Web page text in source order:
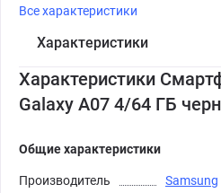
Все характеристики
Характеристики
Характеристики
Galaxy A07 4/64 ГБ
Общие характеристики
Производитель
Samsung